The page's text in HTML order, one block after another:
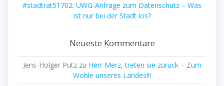
#stadtrat51702: UWG-Anfrage zum Datenschutz – Was
ist nur bei der Stadt los?
Neueste Kommentare
Jens-Holger Pützzu Herr Merz, treten sie zurück – Zum
Wohle unseres Landes!!!